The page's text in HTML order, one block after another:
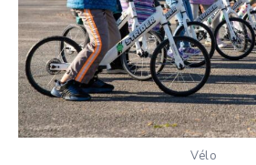
Vélo